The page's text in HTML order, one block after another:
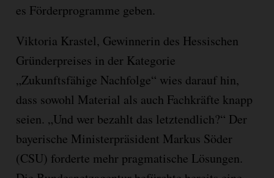
es Förderprogramme geben.
Viktoria Krastel, Gewinnerin des Hessischen
Gründerpreises in der Kategorie
„Zukunftsfähige Nachfolge“ wies darauf hin,
dass sowohl Material als auch Fachkräfte knapp
seien. „Und wer bezahlt das letztendlich?“ Der
bayerische Ministerpräsident Markus Söder
(CSU) forderte mehr pragmatische Lösungen.